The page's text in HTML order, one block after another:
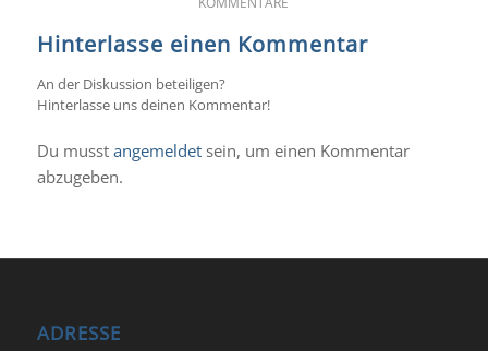
Hinterlasse einen Kommentar
An der Diskussion beteiligen?
Hinterlasse uns deinen Kommentar!
Du musst angemeldetsein, um einen Kommentar
abzugeben.
ADRESSE